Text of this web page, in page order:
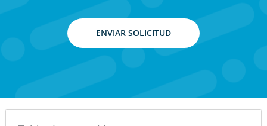
ENVIAR SOLICITUD